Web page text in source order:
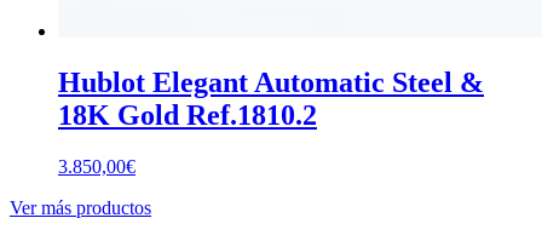
Hublot Elegant Automatic Steel &
18K Gold Ref.1810.2
3.850,00€
Ver más productos